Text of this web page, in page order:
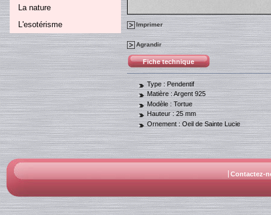
La nature
L'esotérisme
Imprimer
Agrandir
Fiche technique
Type : Pendentif
Matière :Argent 925
Modèle :Tortue
Hauteur :25 mm
Ornement :Oeil de Sainte Lucie
Contactez-